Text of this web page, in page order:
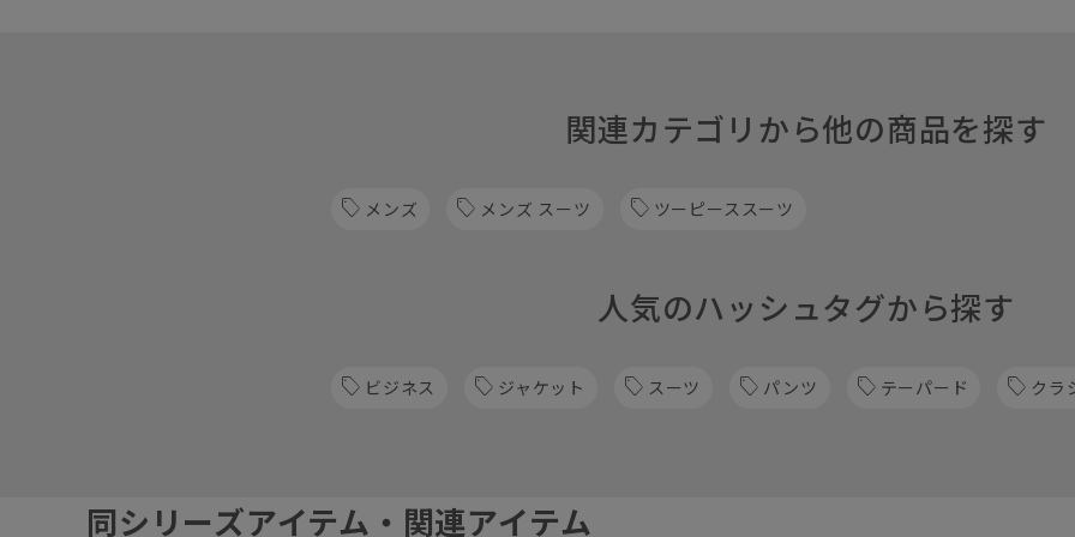
関連カテゴリから他の商品を探す
メンズ メンズ スーツ ツーピーススーツ
人気のハッシュタグから探す
ビジネス ジャケット スーツ パンツ テーパード クラ
同シリーズアイテム・関連アイテム